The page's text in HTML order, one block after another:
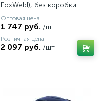
FoxWeld), без коробки
Оптовая цена
1 747 руб. /шт
Розничная цена
2 097 руб. /шт